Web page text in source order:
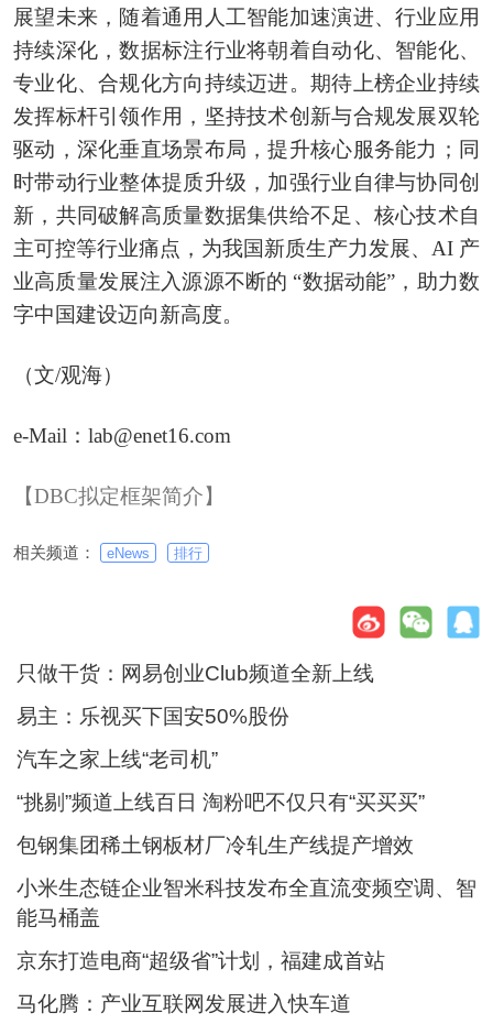
展望未来，随着通用人工智能加速演进、行业应用
持续深化，数据标注行业将朝着自动化、智能化、
专业化、合规化方向持续迈进。期待上榜企业持续
发挥标杆引领作用，坚持技术创新与合规发展双轮
驱动，深化垂直场景布局，提升核心服务能力；同
时带动行业整体提质升级，加强行业自律与协同创
新，共同破解高质量数据集供给不足、核心技术自
主可控等行业痛点，为我国新质生产力发展、AI 产
业高质量发展注入源源不断的 “数据动能”，助力数
字中国建设迈向新高度。
（文/观海）
e-Mail：lab@enet16.com
【DBC拟定框架简介】
相关频道： eNews 排行
只做干货：网易创业Club频道全新上线
易主：乐视买下国安50%股份
汽车之家上线“老司机”
“挑剔”频道上线百日 淘粉吧不仅只有“买买买”
包钢集团稀土钢板材厂冷轧生产线提产增效
小米生态链企业智米科技发布全直流变频空调、智
能马桶盖
京东打造电商“超级省”计划，福建成首站
马化腾：产业互联网发展进入快车道